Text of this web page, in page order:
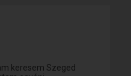
keresem Szeged